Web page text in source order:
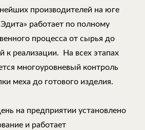
производителей на юге
работает по полному
процесса от сырья до
к реализации. На всех этапах
многоуровневый контроль
меха до готового изделия.
на предприятии установлено
и работает